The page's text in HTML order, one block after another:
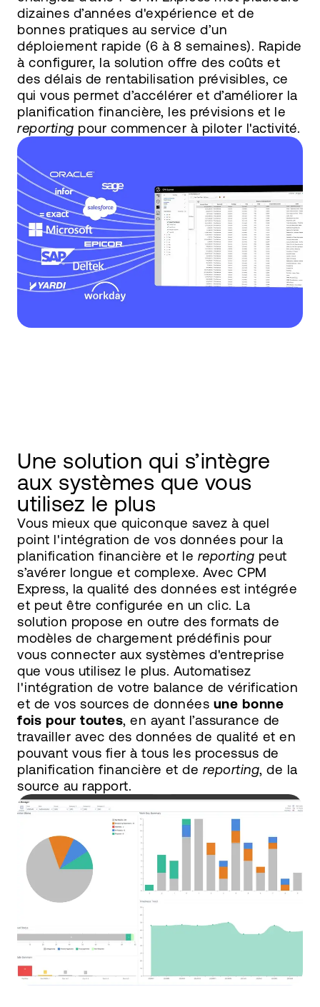
dizaines d’années d'expérience et de
bonnes pratiques au service d’un
déploiement rapide (6 à 8 semaines). Rapide
à configurer, la solution offre des coûts et
des délais de rentabilisation prévisibles, ce
qui vous permet d’accélérer et d’améliorer la
planification financière, les prévisions et le
reporting pour commencer à piloter l'activité.
Une solution qui s’intègre
aux systèmes que vous
utilisez le plus
Vous mieux que quiconque savez à quel
point l'intégration de vos données pour la
planification financière et le reporting peut
s’avérer longue et complexe. Avec CPM
Express, la qualité des données est intégrée
et peut être configurée en un clic. La
solution propose en outre des formats de
modèles de chargement prédéfinis pour
vous connecter aux systèmes d'entreprise
que vous utilisez le plus. Automatisez
l'intégration de votre balance de vérification
et de vos sources de données une bonne
fois pour toutes, en ayant l’assurance de
travailler avec des données de qualité et en
pouvant vous fier à tous les processus de
planification financière et de reporting, de la
source au rapport.